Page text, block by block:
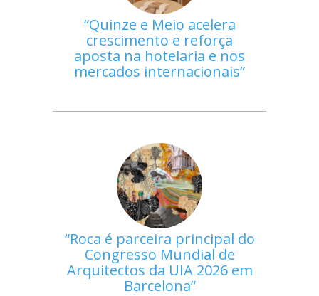
Quinze e Meio acelera
crescimento e reforça
aposta na hotelaria e nos
mercados internacionais
Roca é parceira principal do
Congresso Mundial de
Arquitectos da UIA 2026 em
Barcelona